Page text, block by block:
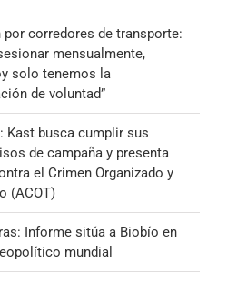
por corredores de transporte:
mensualmente,
solo tenemos la
de voluntad”
Kast busca cumplir sus
de campaña y presenta
el Crimen Organizado y
(ACOT)
Informe sitúa a Biobío en
mundial